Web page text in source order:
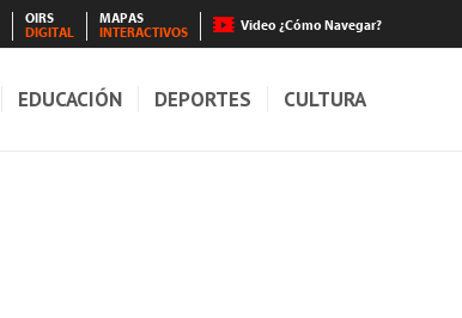
OIRS
DIGITAL
MAPAS
INTERACTIVOS
Video ¿Cómo Navegar?
EDUCACIÓN DEPORTES CULTURA